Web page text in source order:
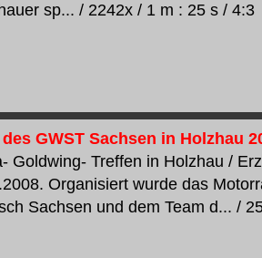
sp... / 2242x / 1 m : 25 s / 4:3
GWST Sachsen in Holzhau
Goldwing- Treffen in Holzhau /
Organisiert wurde das
Sachsen und dem Team d... /